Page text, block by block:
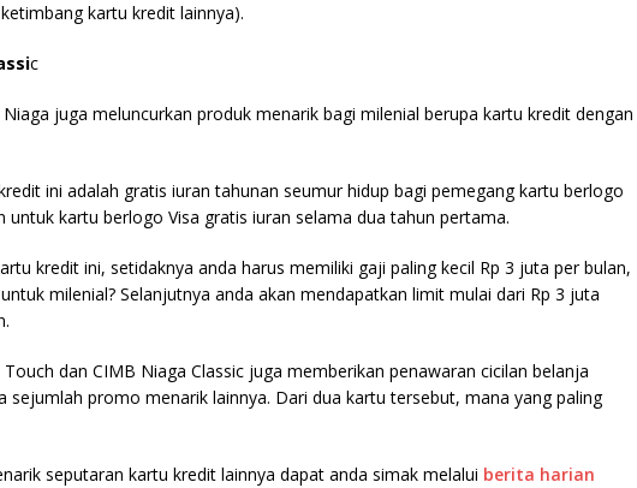
kartu kredit lainnya).
c
juga meluncurkan produk menarik bagi milenial berupa kartu kredit dengan
ini adalah gratis iuran tahunan seumur hidup bagi pemegang kartu berlogo
untuk kartu berlogo Visa gratis iuran selama dua tahun pertama.
kredit ini, setidaknya anda harus memiliki gaji paling kecil Rp 3 juta per bulan,
milenial? Selanjutnya anda akan mendapatkan limit mulai dari Rp 3 juta
dan CIMB Niaga Classic juga memberikan penawaran cicilan belanja
sejumlah promo menarik lainnya. Dari dua kartu tersebut, mana yang paling
seputaran kartu kredit lainnya dapat anda simak melalui berita harian